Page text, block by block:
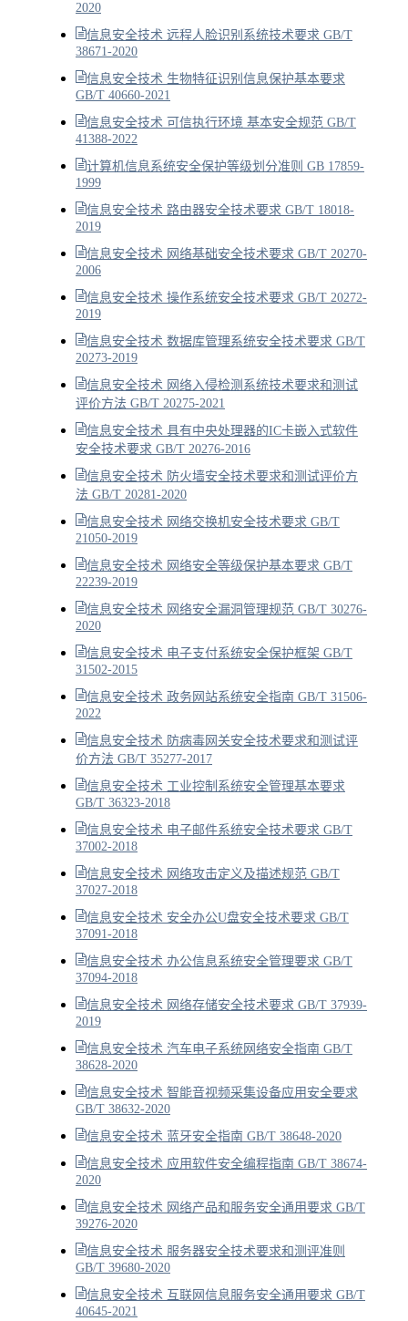
2020
信息安全技术 远程人脸识别系统技术要求 GB/T
38671-2020
信息安全技术 生物特征识别信息保护基本要求
GB/T 40660-2021
信息安全技术 可信执行环境 基本安全规范 GB/T
41388-2022
计算机信息系统安全保护等级划分准则 GB 17859-
1999
信息安全技术 路由器安全技术要求 GB/T 18018-
2019
信息安全技术 网络基础安全技术要求 GB/T 20270-
2006
信息安全技术 操作系统安全技术要求 GB/T 20272-
2019
信息安全技术 数据库管理系统安全技术要求 GB/T
20273-2019
信息安全技术 网络入侵检测系统技术要求和测试
评价方法 GB/T 20275-2021
信息安全技术 具有中央处理器的IC卡嵌入式软件
安全技术要求 GB/T 20276-2016
信息安全技术 防火墙安全技术要求和测试评价方
法 GB/T 20281-2020
信息安全技术 网络交换机安全技术要求 GB/T
21050-2019
信息安全技术 网络安全等级保护基本要求 GB/T
22239-2019
信息安全技术 网络安全漏洞管理规范 GB/T 30276-
2020
信息安全技术 电子支付系统安全保护框架 GB/T
31502-2015
信息安全技术 政务网站系统安全指南 GB/T 31506-
2022
信息安全技术 防病毒网关安全技术要求和测试评
价方法 GB/T 35277-2017
信息安全技术 工业控制系统安全管理基本要求
GB/T 36323-2018
信息安全技术 电子邮件系统安全技术要求 GB/T
37002-2018
信息安全技术 网络攻击定义及描述规范 GB/T
37027-2018
信息安全技术 安全办公U盘安全技术要求 GB/T
37091-2018
信息安全技术 办公信息系统安全管理要求 GB/T
37094-2018
信息安全技术 网络存储安全技术要求 GB/T 37939-
2019
信息安全技术 汽车电子系统网络安全指南 GB/T
38628-2020
信息安全技术 智能音视频采集设备应用安全要求
GB/T 38632-2020
信息安全技术 蓝牙安全指南 GB/T 38648-2020
信息安全技术 应用软件安全编程指南 GB/T 38674-
2020
信息安全技术 网络产品和服务安全通用要求 GB/T
39276-2020
信息安全技术 服务器安全技术要求和测评准则
GB/T 39680-2020
信息安全技术 互联网信息服务安全通用要求 GB/T
40645-2021